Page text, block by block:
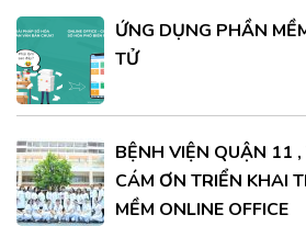
ỨNG DỤNG PHẦN
TỬ
BỆNH VIỆN QUẬN 11
CÁM ƠN TRIỂN KHAI
MỀM ONLINE OFFICE